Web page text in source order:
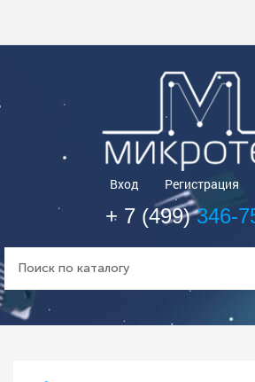
Вход Регистрация
+ 7 (499)346-